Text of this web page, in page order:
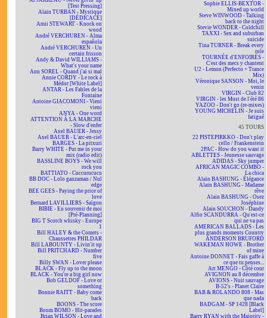
[Test Pressing]
Alain TURBAN - Mystique
[DÉDICACÉ]
Amii STEWART - Knock on
wood
André VERCHUREN - Alma
española
André VERCHUREN - Un
certain frisson
Andy & David WILLIAMS -
What's your name
Ann SOREL - Quand j'ai si mal
Annie CORDY - Le rock à
Médor [White Label]
ANTAR - Les Fables de la
Fontaine
Antoine GIACOMONI - Vieni
vieni
ANYA - One word
ATTENTION À LA MARCHE
- Slow d'enfer
Axel BAUER - Jessy
Axel BAUER - L'arc-en-ciel
BARGES - La pitxuri
Barry WHITE - Put me in your
mix (radio edit)
BASSLINE BOYS - We will
rock you
BATTIATO - Cuccurucucu
BB DOC - Lolo ganzaman / Nul
edge
BEE GEES - Paying the price of
love
Bernard LAVILLIERS - Saïgon
BIBIE - En souvenir de moi
[Pré-Planning]
BIG T Scotch whisky - Europe
1
Bill HALEY & the Comets -
Chaussettes PHILDAR
Bill LABOUNTY - Livin'it up
Bill PRITCHARD - Number
five
Billy SWAN - Lover please
BLACK - Fly up to the moon
BLACK - You're a big girl now
Bob GELDOF - Love or
something
Bonnie RAITT - Baby come
back
BOONS - The score
Boum BOMO - Hit-parades
Brian WILSON - Love and
Sophie ELLIS-BEXTOR -
Mixed up world
Steve WINWOOD - Talking
back to the night
Stevie WONDER - Coldchill
TAXXI - Sex and suburban
suicide
Tina TURNER - Break every
rule
TOURNÉE d'ENFOIRÉS -
C'est des mecs y chantent
U2 - Lemon (Perfecto + Trance
Mix)
Véronique SANSON - Moi, le
venin
VIRGIN - Club 82
VIRGIN - les Must de l'été 86
YAZOO - Don't go (re-mixes)
YOUNG MICHELIN - Je suis
fatigué
45 TOURS
22 PISTEPIRKKO - Don't play
cello / Frankenstein
2PAC - How do you want it
ABLETTES - Jeunesse sauvage
ADIDAS - Sky jumper
AFRICAN MAGIC COMBO -
La chica
Alain BASHUNG - Élégance
Alain BASHUNG - Madame
rêve
Alain BASHUNG - Osez
Joséphine
Alain SOUCHON - Dandy
Alfio SCANDURRA - Qu'est-ce
qui ne va pas
AMERICAN BALLADS - Les
plus grands moments Country
ANDERSON BRUFORD
WAKEMAN HOWE - Brother
of mine
Antoine DONNET - Fais gaffe à
ce que tu penses...
Art MENGO - Côté cour
AVIGNON au 8 décembre
AVIONS - Nuit sauvage
B-52's - Planet Claire
BAB & ROLANDO 808 - Mas
que nada
BADGAM - SP 1428 [Black
Label]
Barry RYAN with the Majority -